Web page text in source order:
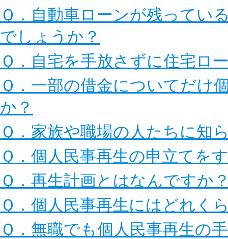
Ｑ．自動車ローンが残ってい
でしょうか？
Ｑ．自宅を手放さずに住宅ロ
Ｑ．一部の借金についてだけ
か？
Ｑ．家族や職場の人たちに知
Ｑ．個人民事再生の申立てを
Ｑ．再生計画とはなんですか
Ｑ．個人民事再生にはどれく
Ｑ．無職でも個人民事再生の